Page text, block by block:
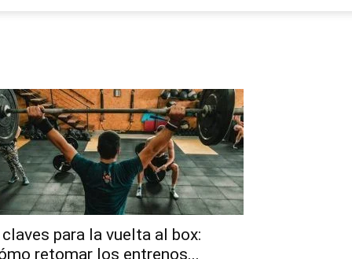
para la vuelta al box:
retomar los entrenos...